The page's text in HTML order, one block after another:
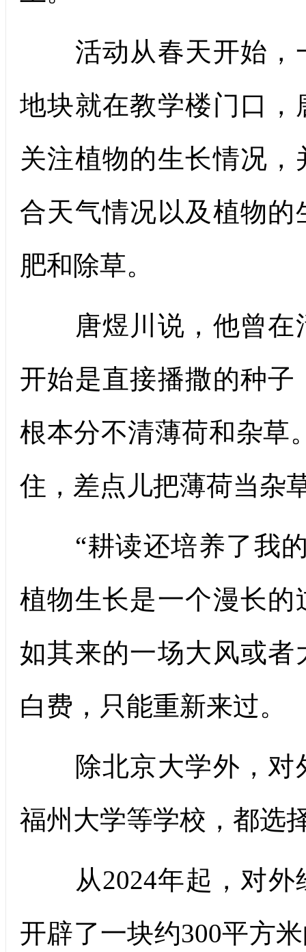
活动从春天开始，
地块就在教学楼门口
关注植物的生长情况
合天气情况以及植物
肥和除草。
唐煜川说，他曾在
开始是直接播撒的种
根本分不清薄荷和杂草
住，差点儿把薄荷当杂
“耕读还培养了我的
植物生长是一个漫长
如其来的一场大风或
白费，只能重新来过。
除北京大学外，对
福州大学等学校，都选
从2024年起，对外
开辟了一块约300平方